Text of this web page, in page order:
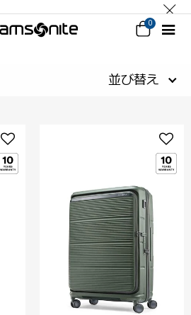
0
並び替え